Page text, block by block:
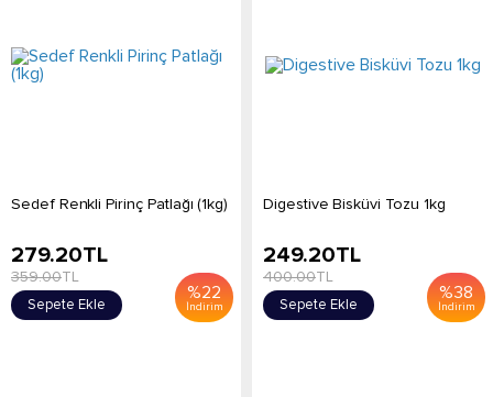
Sedef Renkli Pirinç Patlağı (1kg)
%22
İndirim
279.20TL
359.00TL
Sepete Ekle
Digestive Bisküvi Tozu 1kg
%38
İndirim
249.20TL
400.00TL
Sepete Ekle